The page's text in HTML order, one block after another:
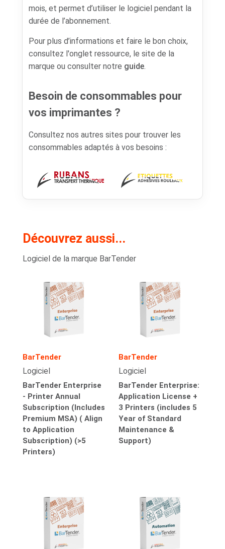
mois, et permet d’utiliser le logiciel pendant la
durée de l’abonnement.
Pour plus d’informations et faire le bon choix,
consultez l'onglet ressource, le site de la
marque ou consulter notre guide.
Besoin de consommables pour
vos imprimantes ?
Consultez nos autres sites pour trouver les
consommables adaptés à vos besoins :
Découvrez aussi...
Logiciel de la marque BarTender
BarTender
Logiciel
BarTender Enterprise
- Printer Annual
Subscription (Includes
Premium MSA) ( Align
to Application
Subscription) (>5
Printers)
BarTender
Logiciel
BarTender Enterprise:
Application License +
3 Printers (includes 5
Year of Standard
Maintenance &
Support)